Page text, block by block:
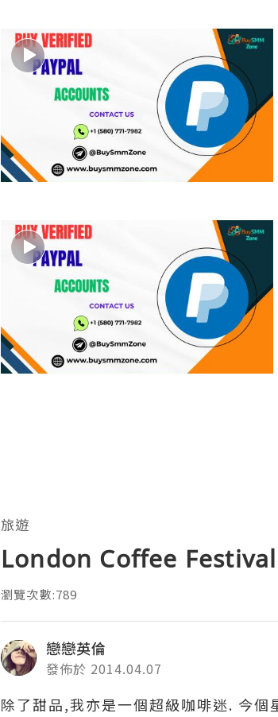
旅遊
London Coffee Festival
瀏覽次數:789
戀戀英倫
發佈於 2014.04.07
除了甜品,我亦是一個超級咖啡迷. 今